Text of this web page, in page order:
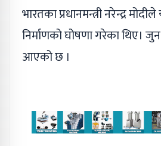
भारतका प्रधानमन्त्री नरेन्द्र
निर्माणको घोषणा गरेका थिए।
आएको छ ।